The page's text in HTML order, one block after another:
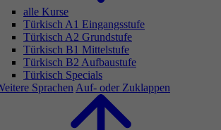
alle Kurse
Türkisch A1 Eingangsstufe
Türkisch A2 Grundstufe
Türkisch B1 Mittelstufe
Türkisch B2 Aufbaustufe
Türkisch Specials
Sprachen Auf- oder Zuklappen